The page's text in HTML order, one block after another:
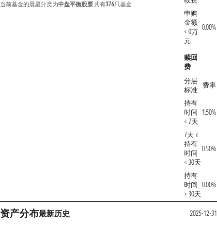
当前基金的晨星分类为中盘平衡股票共有376只基金
申购
金额
< 0万
元
0.00%
赎回
费
分层
标准
费率
持有
时间
< 7天
1.50%
7天 ≤
持有
时间
< 30天
0.50%
持有
时间
≥ 30天
0.00%
资产分布最新历史 2025-12-31